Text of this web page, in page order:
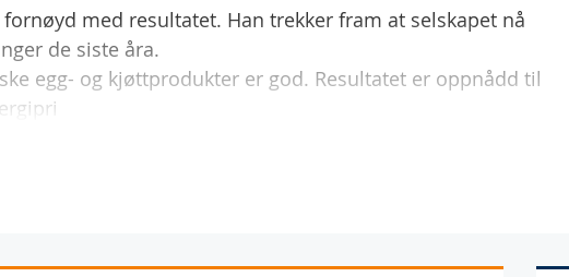
med resultatet. Han trekker fram at selskapet nå
de siste åra.
egg- og kjøttprodukter er god. Resultatet er oppnådd til